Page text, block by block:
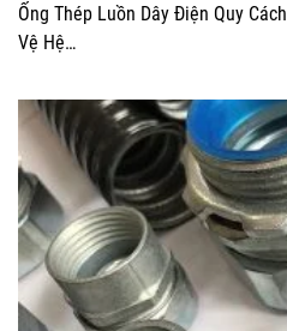
Ống Thép Luồn Dây Điện Quy
Vệ Hệ…